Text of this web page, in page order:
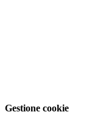
Gestione cookie